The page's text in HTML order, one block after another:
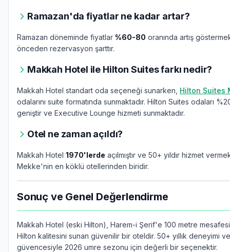
Ramazan'da fiyatlar ne kadar artar?
Ramazan döneminde fiyatlar %60-80 oranında artış
önceden rezervasyon şarttır.
Makkah Hotel ile Hilton Suites farkı nedir?
Makkah Hotel standart oda seçeneği sunarken, Hilton Suites
odalarını suite formatında sunmaktadır. Hilton Suites odaları
geniştir ve Executive Lounge hizmeti sunmaktadır.
Otel ne zaman açıldı?
Makkah Hotel 1970'lerde açılmıştır ve 50+ yıldır hizmet
Mekke'nin en köklü otellerinden biridir.
Sonuç ve Genel Değerlendirme
Makkah Hotel (eski Hilton), Harem-i Şerif'e 100 metre
Hilton kalitesini sunan güvenilir bir oteldir. 50+ yıllık deneyimi
güvencesiyle 2026 umre sezonu için değerli bir seçenektir.